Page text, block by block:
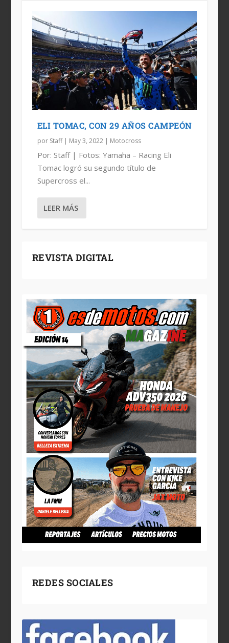
ELI TOMAC, CON 29 AÑOS CAMPEÓN
por Staff| May 3, 2022| Motocross
Por: Staff | Fotos: Yamaha – Racing Eli
Tomac logró su segundo título de
Supercross el...
LEER MÁS
REVISTA DIGITAL
REDES SOCIALES